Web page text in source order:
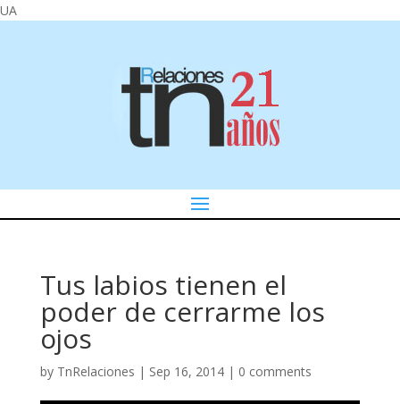
UA
Tus labios tienen el
poder de cerrarme los
ojos
by TnRelaciones | Sep 16, 2014| 0 comments